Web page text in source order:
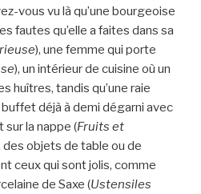
vous vu là qu’une bourgeoise
fautes qu’elle a faites dans sa
), une femme qui porte
), un intérieur de cuisine où un
huîtres, tandis qu’une raie
déjà à demi dégarni avec
la nappe (Fruits et
des objets de table ou de
ceux qui sont jolis, comme
de Saxe (Ustensiles